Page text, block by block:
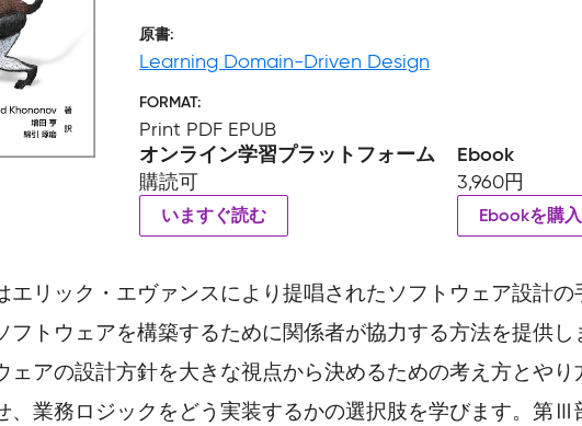
原書
Learning Domain-Driven Design
FORMAT
Print PDF EPUB
オンライン学習プラットフォーム
購読可
いますぐ読む
Ebook
3,960円
Ebookを購
エリック・エヴァンスにより提唱されたソフトウェア設計
フトウェアを構築するために関係者が協力する方法を提供
ェアの設計方針を大きな視点から決めるための考え方とや
、業務ロジックをどう実装するかの選択肢を学びます。第